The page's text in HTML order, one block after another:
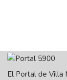
El Portal de Villa